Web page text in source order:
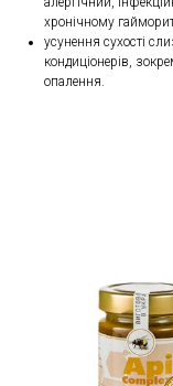
хронічному
усунення сухості
кондиціонерів,
опалення.